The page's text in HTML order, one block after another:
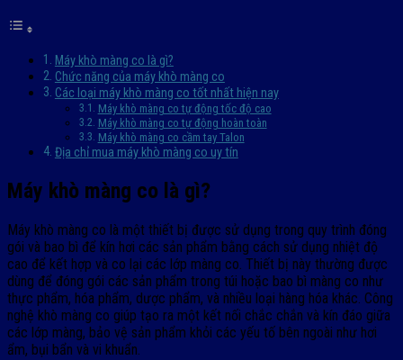
Máy khò màng co là gì?
Chức năng của máy khò màng co
Các loại máy khò màng co tốt nhất hiện nay
Máy khò màng co tự động tốc độ cao
Máy khò màng co tự động hoàn toàn
Máy khò màng co cầm tay Talon
Địa chỉ mua máy khò màng co uy tín
Máy khò màng co là gì?
Máy khò màng co là một thiết bị được sử dụng trong quy trình đóng
gói và bao bì để kín hơi các sản phẩm bằng cách sử dụng nhiệt độ
cao để kết hợp và co lại các lớp màng co. Thiết bị này thường được
dùng để đóng gói các sản phẩm trong túi hoặc bao bì màng co như
thực phẩm, hóa phẩm, dược phẩm, và nhiều loại hàng hóa khác. Công
nghệ khò màng co giúp tạo ra một kết nối chắc chắn và kín đáo giữa
các lớp màng, bảo vệ sản phẩm khỏi các yếu tố bên ngoài như hơi
ẩm, bụi bẩn và vi khuẩn.